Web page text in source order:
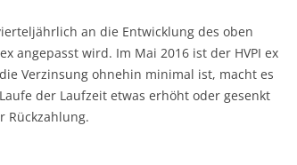
an die Entwicklung des oben
angepasst wird. Im Mai 2016 ist der HVPI ex
Verzinsung ohnehin minimal ist, macht es
der Laufzeit etwas erhöht oder gesenkt
Rückzahlung.